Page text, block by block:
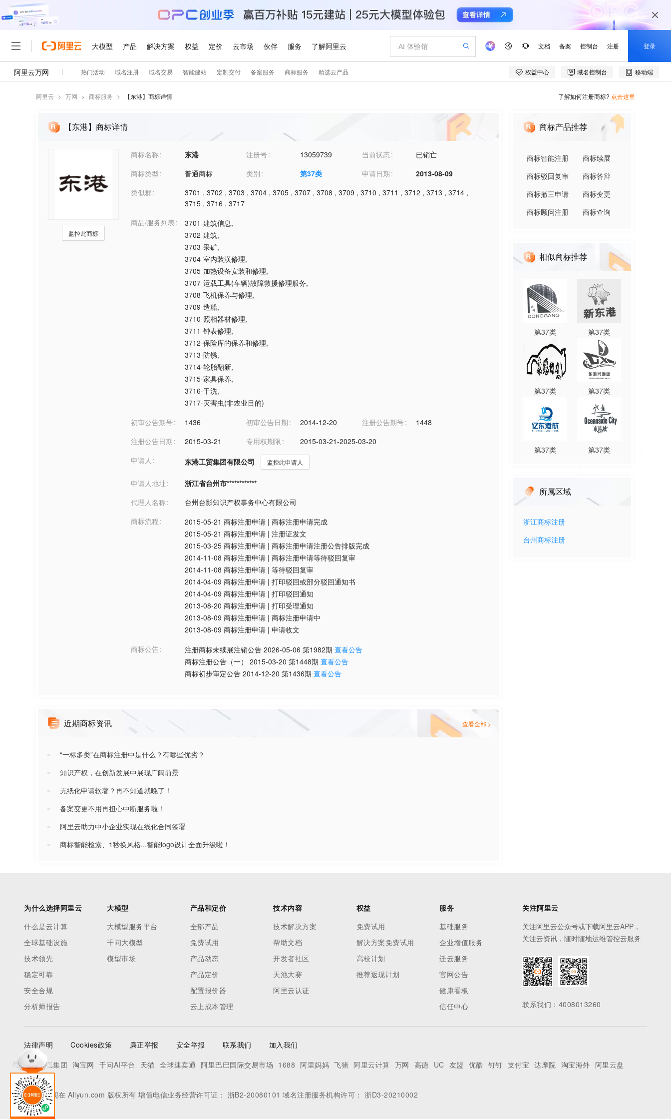
阿里云 > 万网 > 商标服务 > 【东港】商标详情 了解如何注册商标? 点击这里
【东港】商标详情
监控此商标
商标名称 东港 注册号 13059739 当前状态
已销亡
商标类型
普通商标 类别 第37类 申请日期
2013-08-09
类似群
3701 , 3702 , 3703 , 3704 , 3705 , 3707 , 3708 , 3709 , 3710 , 3711 , 3712 , 3713 , 3714 ,
3715 , 3716 , 3717
商品/服务列表
3701-建筑信息,
3702-建筑,
3703-采矿,
3704-室内装潢修理,
3705-加热设备安装和修理,
3707-运载工具(车辆)故障救援修理服务,
3708-飞机保养与修理,
3709-造船,
3710-照相器材修理,
3711-钟表修理,
3712-保险库的保养和修理,
3713-防锈,
3714-轮胎翻新,
3715-家具保养,
3716-干洗,
3717-灭害虫(非农业目的)
初审公告期号
1436 初审公告日期 2014-12-20 注册公告期号
1448
注册公告日期
2015-03-21 专用权期限
2015-03-21-2025-03-20
申请人
东港工贸集团有限公司 监控此申请人
申请人地址
浙江省台州市************
代理人名称
台州台影知识产权事务中心有限公司
商标流程
2015-05-21 商标注册申请 | 商标注册申请完成
2015-05-21 商标注册申请 | 注册证发文
2015-03-25 商标注册申请 | 商标注册申请注册公告排版完成
2014-11-08 商标注册申请 | 商标注册申请等待驳回复审
2014-11-08 商标注册申请 | 等待驳回复审
2014-04-09 商标注册申请 | 打印驳回或部分驳回通知书
2014-04-09 商标注册申请 | 打印驳回通知
2013-08-20 商标注册申请 | 打印受理通知
2013-08-09 商标注册申请 | 商标注册申请中
2013-08-09 商标注册申请 | 申请收文
商标公告
注册商标未续展注销公告 2026-05-06 第1982期 查看公告
商标注册公告（一）
2015-03-20 第1448期 查看公告
商标初步审定公告 2014-12-20 第1436期 查看公告
近期商标资讯 查看全部 >
“一标多类”在商标注册中是什么？有哪些优劣？
知识产权，在创新发展中展现广阔前景
无纸化申请软著？再不知道就晚了！
备案变更不用再担心中断服务啦！
阿里云助力中小企业实现在线化合同签署
商标智能检索、1秒换风格...智能logo设计全面升级啦！
商标产品推荐
商标智能注册
商标续展
商标驳回复审
商标答辩
商标撤三申请
商标变更
商标顾问注册
商标查询
相似商标推荐
第37类 第37类
第37类 第37类
第37类 第37类
所属区域
浙江商标注册
台州 商标注册